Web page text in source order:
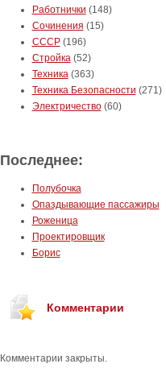
Работнички (148)
Сочинения (15)
СССР(196)
Стройка(52)
Техника(363)
Техника Безопасности (271)
Электричество(60)
Последнее:
Полубочка
Опаздывающие пассажиры
Роженица
Проектировщик
Борис
Комментарии
Комментарии закрыты.